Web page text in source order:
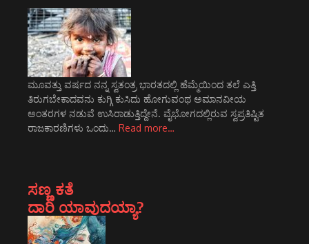
ಮೂವತ್ತು ವರ್ಷದ ನನ್ನ ಸ್ವತಂತ್ರ ಭಾರತದಲ್ಲಿ ಹೆಮ್ಮೆಯಿಂದ ತಲೆ ಎತ್ತಿ
ತಿರುಗಬೇಕಾದವನು ಕುಗ್ಗಿ ಕುಸಿದು ಹೋಗುವಂಥ ಅಮಾನವೀಯ
ಅಂತರಗಳ ನಡುವೆ ಉಸಿರಾಡುತ್ತಿದ್ದೇನೆ. ವೈಭೋಗದಲ್ಲಿರುವ ಸ್ವಪ್ರತಿಷ್ಟಿತ
ರಾಜಕಾರಣಿಗಳು ಒಂದು… Read more…
ಸಣ್ಣ ಕತೆ
ದಾರಿ ಯಾವುದಯ್ಯಾ?